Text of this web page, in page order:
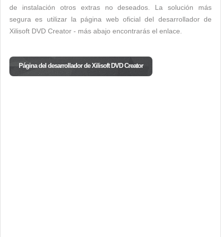
de instalación otros extras no deseados. La solución más
segura es utilizar la página web oficial del desarrollador de
Xilisoft DVD Creator - más abajo encontrarás el enlace.
Página del desarrollador de Xilisoft DVD Creator